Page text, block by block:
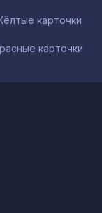
карточки
карточки